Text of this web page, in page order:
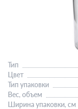
Тип
Цвет
Тип упаковки
Вес, объем
Ширина упаковки, см